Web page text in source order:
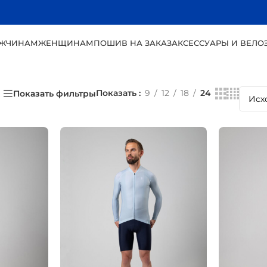
ЖЕНЩИНАМПОШИВ НА ЗАКАЗАКСЕССУАРЫ И
Показать фильтрыПоказать 9 12 18 24